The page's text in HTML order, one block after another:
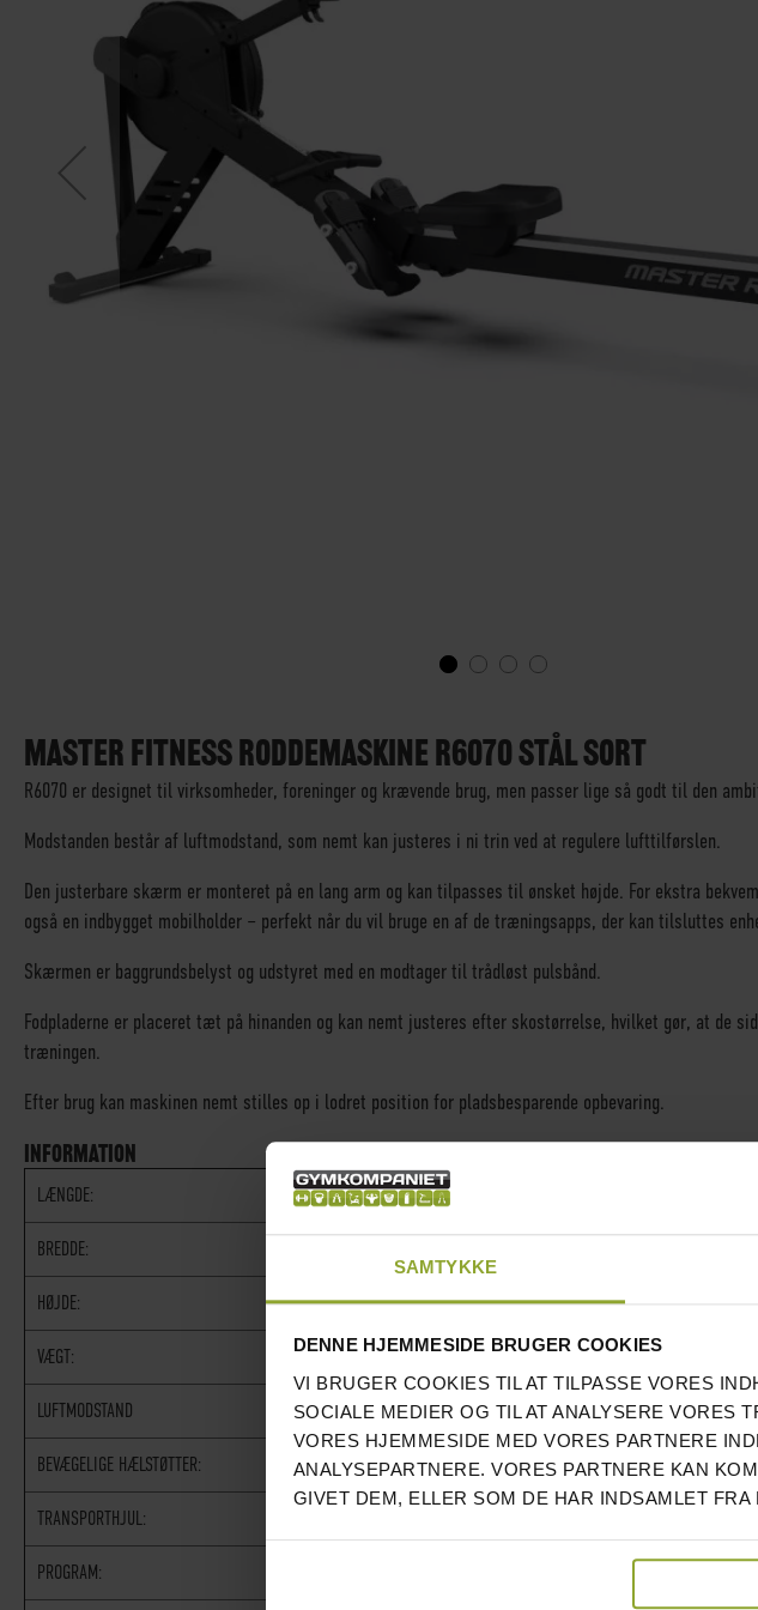
SAMTYKKE
DENNE HJEMMESIDE BRUGER COOKIES
VI BRUGER COOKIES TIL AT TILPASSE VORES
SOCIALE MEDIER OG TIL AT ANALYSERE VORES
VORES HJEMMESIDE MED VORES PARTNERE
ANALYSEPARTNERE. VORES PARTNERE KAN
GIVET DEM, ELLER SOM DE HAR INDSAMLET
STARTEN
AF
BILLEDGALLERIET
MASTER FITNESS RODDEMASKINE R6070 STÅL SORT
R6070 er designet til virksomheder, foreninger og krævende brug, men passer lige så godt til den
Modstanden består af luftmodstand, som nemt kan justeres i ni trin ved at regulere lufttilførslen.
Den justerbare skærm er monteret på en lang arm og kan tilpasses til ønsket højde. For ekstra
også en indbygget mobilholder – perfekt når du vil bruge en af de træningsapps, der kan tilsluttes
Skærmen er baggrundsbelyst og udstyret med en modtager til trådløst pulsbånd.
Fodpladerne er placeret tæt på hinanden og kan nemt justeres efter skostørrelse, hvilket gør, at de
træningen.
Efter brug kan maskinen nemt stilles op i lodret position for pladsbesparende opbevaring.
INFORMATION
LÆNGDE:
BREDDE:
HØJDE: 107 CM
VÆGT: 39 KG
LUFTMODSTAND JA
BEVÆGELIGE HÆLSTØTTER: JA
TRANSPORTHJUL:
PROGRAM: